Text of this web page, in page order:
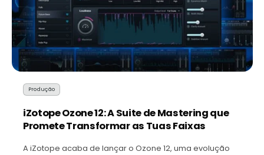
Produção
iZotope Ozone 12: A Suite de Mastering que
Promete Transformar as Tuas Faixas
A iZotope acaba de lançar o Ozone 12, uma evolução